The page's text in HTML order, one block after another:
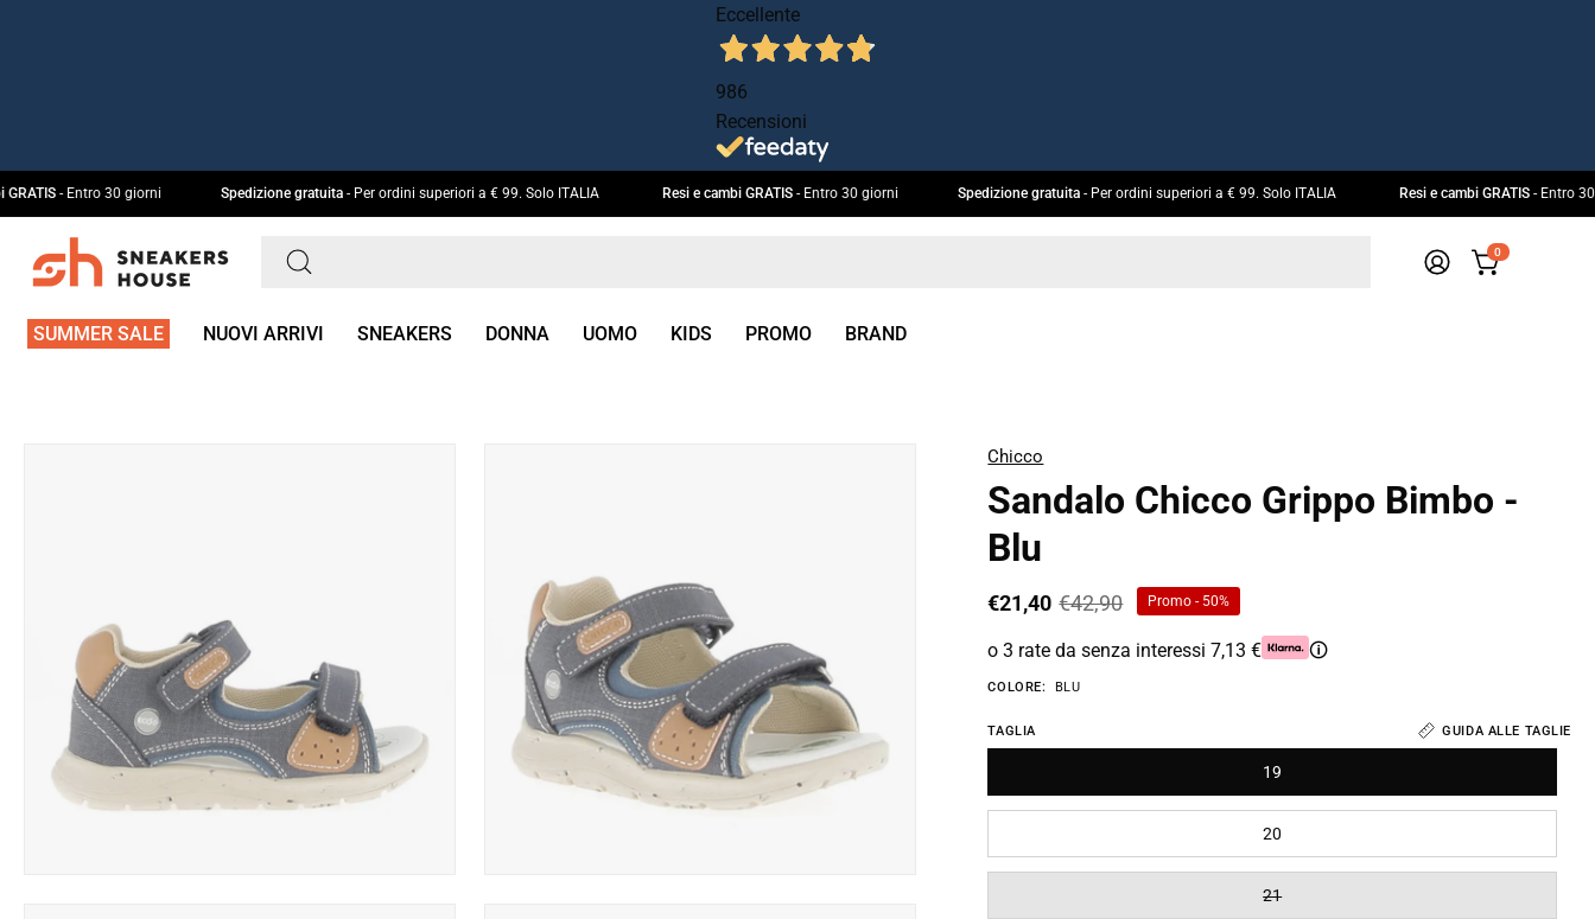
Eccellente
986
Recensioni
GRATIS- Entro 30 giorni Spedizione gratuita- Per ordini superiori a € 99. Solo ITALIA Resi e cambi GRATIS- Entro 30 giorni Spedizione gratuita- Per ordini superiori a € 99. Solo ITALIA Resi e cambi GRATIS-
Cerca
sul
IL
0
APRI
SUMMER SALE NUOVI ARRIVI SNEAKERS DONNA UOMO KIDS PROMO BRAND
Chicco
Sandalo Chicco Grippo Bimbo -
Blu
€21,40 €42,90 Promo - 50%
o 3 rate da senza interessi 7,13 € 🛈
COLORE: BLU
TAGLIA GUIDA ALLE TAGLIE
19
20
21